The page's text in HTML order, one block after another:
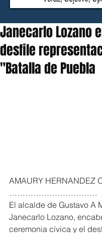
Janecarlo Lozano
desfile
"Batalla de Puebla
AMAURY HERNANDEZ
……………………………
El alcalde de Gustavo A
Janecarlo Lozano,
ceremonia cívica y el